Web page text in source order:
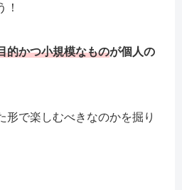
！
的かつ小規模なものが個人の
形で楽しむべきなのかを掘り